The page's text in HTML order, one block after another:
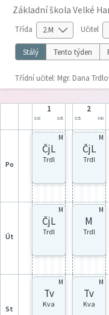
Základní škola Velké
Třída Učitel
Stálý Tento týden
Třídní učitel: Mgr. Dana
1
8:00 8:45
2
8:55 9:40
po
M
ČjL
Trdl
M
ČjL
Trdl
út
M
ČjL
Trdl
M
M
Trdl
st
M
Tv
Kva
M
Tv
Kva